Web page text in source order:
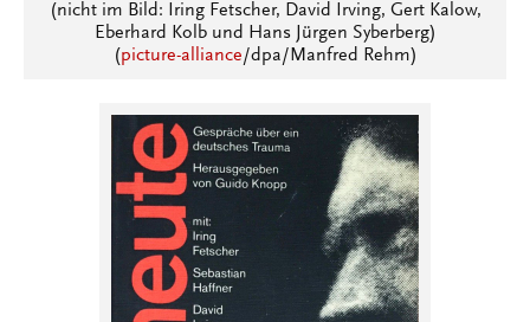
(nicht im Bild: Iring Fetscher, David Irving, Gert Kalow,
Eberhard Kolb und Hans Jürgen Syberberg)
(picture-alliance/dpa/Manfred Rehm)